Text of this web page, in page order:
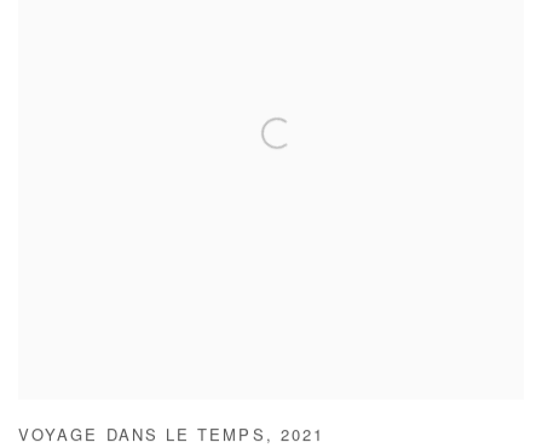
VOYAGE DANS LE TEMPS , 2021